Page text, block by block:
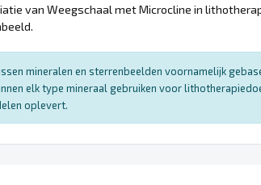
van Weegschaal met Microcline in
mineralen en sterrenbeelden voornamelijk
elk type mineraal gebruiken voor
oplevert.